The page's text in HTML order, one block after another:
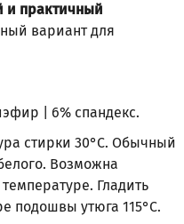
и практичный
вариант для
| 6% спандекс.
стирки 30°С. Обычный
Возможна
Гладить
подошвы утюга 115°С.